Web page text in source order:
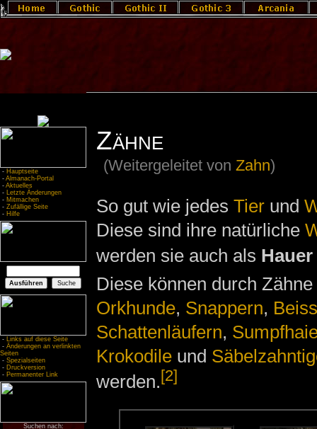
- Hauptseite
- Almanach-Portal
- Aktuelles
- Letzte Änderungen
- Mitmachen
- Zufällige Seite
- Hilfe
- Links auf diese Seite
- Änderungen an verlinkten
Seiten
- Spezialseiten
- Druckversion
- Permanenter Link
Suchen nach:
Zähne
(Weitergeleitet vonZahn)
So gut wie jedes Tierund
Diese sind ihre natürliche
werden sie auch als Hauer
Diese können durch
Orkhunde, Snappern,
Schattenläufern,
Krokodileund
werden.[2]